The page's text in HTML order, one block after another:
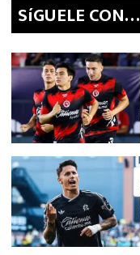
SíGUELE CON…